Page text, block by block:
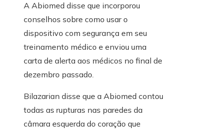
A Abiomed disse que incorporou
conselhos sobre como usar o
dispositivo com segurança em seu
treinamento médico e enviou uma
carta de alerta aos médicos no final de
dezembro passado.
Bilazarian disse que a Abiomed contou
todas as rupturas nas paredes da
câmara esquerda do coração que